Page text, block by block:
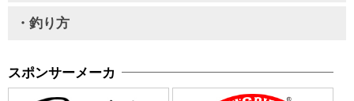
・釣り方
スポンサーメーカ